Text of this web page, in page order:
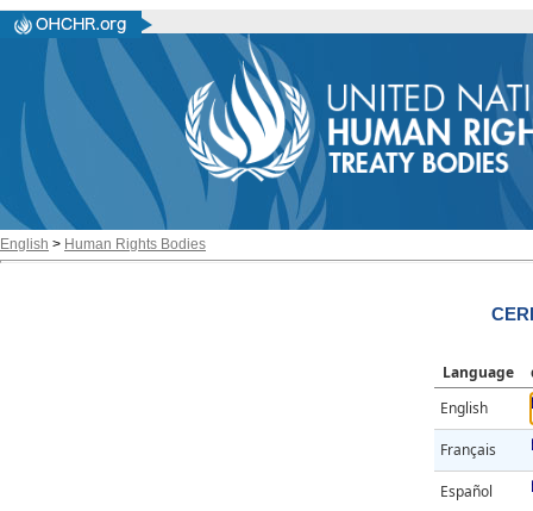
English > Human Rights Bodies
Language
English
Français
Español